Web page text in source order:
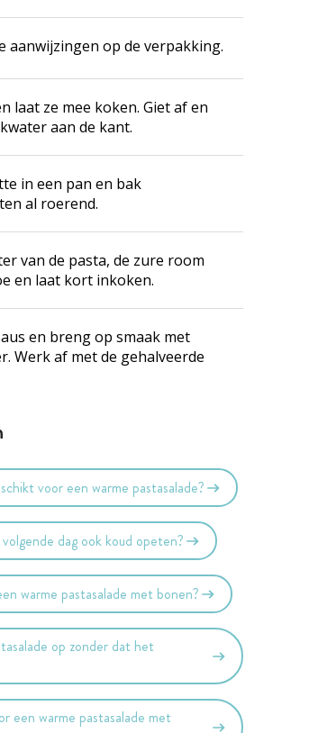
aanwijzingen op de verpakking.
laat ze mee koken. Giet af en
aan de kant.
in een pan en bak
al roerend.
van de pasta, de zure room
en laat kort inkoken.
en breng op smaak met
Werk af met de gehalveerde
voor een warme pastasalade?
dag ook koud opeten?
warme pastasalade met bonen?
op zonder dat het
een warme pastasalade met